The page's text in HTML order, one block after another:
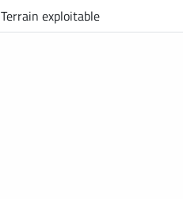
Terrain exploitable